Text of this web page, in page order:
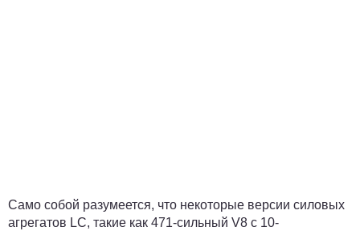
Само собой разумеется, что некоторые версии силовых
агрегатов LC, такие как 471-сильный V8 с 10-